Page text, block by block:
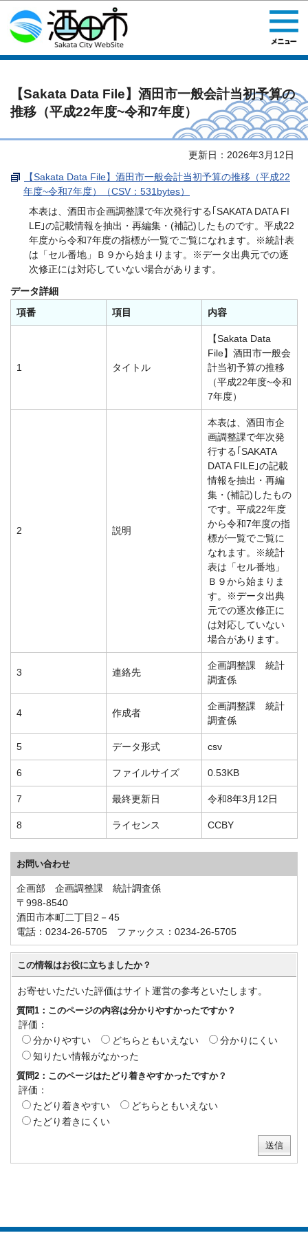
このページの本文へ移動
【Sakata Data File】酒田市一般会計当初予算の
推移（平成22年度~令和7年度）
更新日：2026年3月12日
【Sakata Data File】酒田市一般会計当初予算の推移（平成22
年度~令和7年度）（CSV：531bytes）
本表は、酒田市企画調整課で年次発行する｢SAKATA DATA FI
LE｣の記載情報を抽出・再編集・(補記)したものです。平成22
年度から令和7年度の指標が一覧でご覧になれます。※統計表
は「セル番地」Ｂ９から始まります。※データ出典元での逐
次修正には対応していない場合があります。
データ詳細
項番
項目 内容
1 タイトル
【Sakata Data
File】酒田市一般会
計当初予算の推移
（平成22年度~令和
7年度）
2 説明
本表は、酒田市企
画調整課で年次発
行する｢SAKATA
DATA FILE｣の記載
情報を抽出・再編
集・(補記)したもの
です。平成22年度
から令和7年度の指
標が一覧でご覧に
なれます。※統計
表は「セル番地」
Ｂ９から始まりま
す。※データ出典
元での逐次修正に
は対応していない
場合があります。
3 連絡先
企画調整課 統計
調査係
4 作成者
企画調整課 統計
調査係
5 データ形式 csv
6 ファイルサイズ 0.53KB
7 最終更新日 令和8年3月12日
8 ライセンス CCBY
お問い合わせ
企画部 企画調整課 統計調査係
〒998-8540
酒田市本町二丁目2－45
電話：0234-26-5705 ファックス：0234-26-5705
この情報はお役に立ちましたか？
お寄せいただいた評価はサイト運営の参考といたします。
質問1：このページの内容は分かりやすかったですか？
評価：
分かりやすい
どちらともいえない
分かりにくい
知りたい情報がなかった
質問2：このページはたどり着きやすかったですか？
評価：
たどり着きやすい
どちらともいえない
たどり着きにくい